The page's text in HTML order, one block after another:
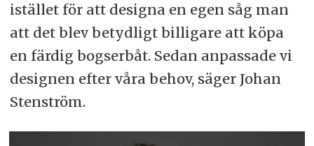
istället för att designa en egen såg man
att det blev betydligt billigare att köpa
en färdig bogserbåt. Sedan anpassade vi
designen efter våra behov, säger Johan
Stenström.